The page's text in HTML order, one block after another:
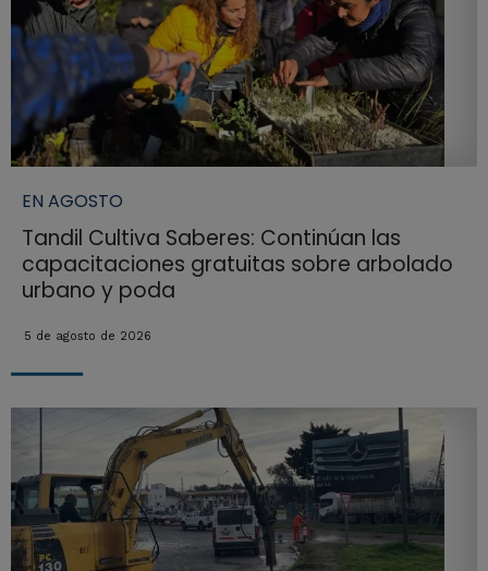
EN AGOSTO
Tandil Cultiva Saberes: Continúan las
capacitaciones gratuitas sobre arbolado
urbano y poda
5 de agosto de 2026